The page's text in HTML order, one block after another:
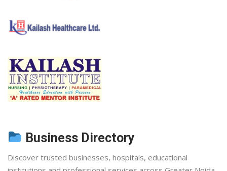
Business Directory
Discover trusted businesses, hospitals, educational